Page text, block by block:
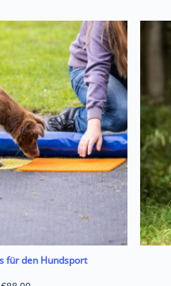
für den Hundsport